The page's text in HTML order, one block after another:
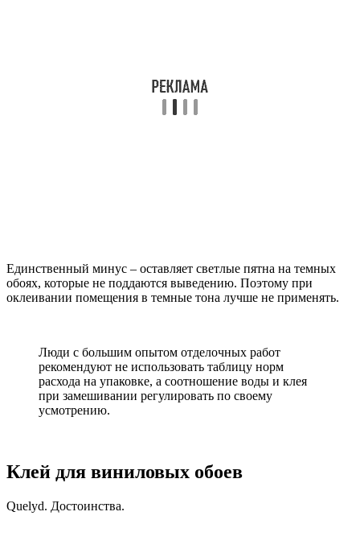
Единственный минус – оставляет светлые пятна на темных
обоях, которые не поддаются выведению. Поэтому при
оклеивании помещения в темные тона лучше не применять.
Люди с большим опытом отделочных работ
рекомендуют не использовать таблицу норм
расхода на упаковке, а соотношение воды и клея
при замешивании регулировать по своему
усмотрению.
Клей для виниловых обоев
Quelyd. Достоинства.